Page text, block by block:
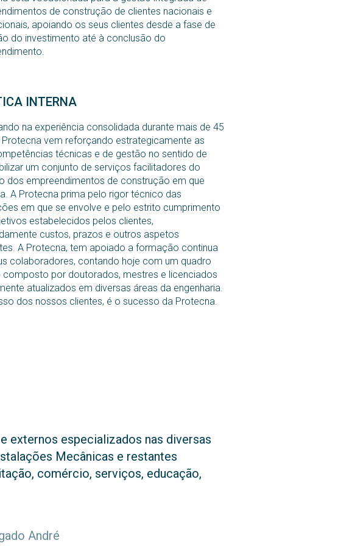
de construção de clientes nacionais e
apoiando os seus clientes desde a fase de
do investimento até à conclusão do
INTERNA
na experiência consolidada durante mais de 45
Protecna vem reforçando estrategicamente as
técnicas e de gestão no sentido de
um conjunto de serviços facilitadores do
dos empreendimentos de construção em que
A Protecna prima pelo rigor técnico das
em que se envolve e pelo estrito cumprimento
estabelecidos pelos clientes,
custos, prazos e outros aspetos
A Protecna, tem apoiado a formação continua
colaboradores, contando hoje com um quadro
composto por doutorados, mestres e licenciados
atualizados em diversas áreas da engenharia.
dos nossos clientes, é o sucesso da Protecna.
externos especializados nas diversas
Mecânicas e restantes
comércio, serviços, educação,
André